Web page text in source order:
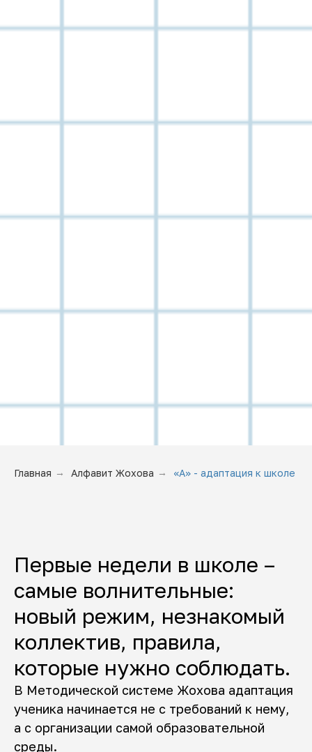
Главная → Алфавит Жохова → «А» - адаптация к школе
Первые недели в школе –
самые волнительные:
новый режим, незнакомый
коллектив, правила,
которые нужно соблюдать.
В Методической системе Жохова адаптация
ученика начинается не с требований к нему,
а с организации самой образовательной
среды.